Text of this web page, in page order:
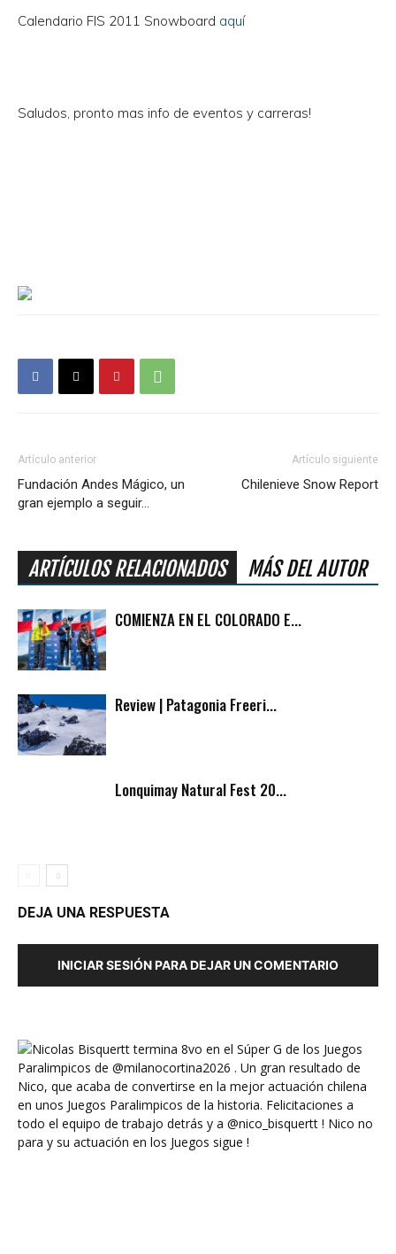
Calendario FIS 2011 Snowboard aquí
Saludos, pronto mas info de eventos y carreras!
Artículo anterior
Fundación Andes Mágico, un
gran ejemplo a seguir…
Artículo siguiente
Chilenieve Snow Report
ARTÍCULOS RELACIONADOS MÁS DEL AUTOR
COMIENZA EN EL COLORADO E...
Review | Patagonia Freeri...
Lonquimay Natural Fest 20...
DEJA UNA RESPUESTA
INICIAR SESIÓN PARA DEJAR UN COMENTARIO